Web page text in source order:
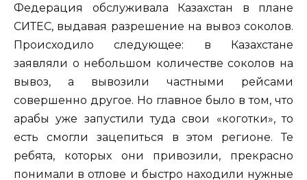
Федерация обслуживала Казахстан в плане
СИТЕС, выдавая разрешение на вывоз соколов.
Происходило следующее: в Казахстане
заявляли о небольшом количестве соколов на
вывоз, а вывозили частными рейсами
совершенно другое. Но главное было в том, что
арабы уже запустили туда свои «коготки», то
есть смогли зацепиться в этом регионе. Те
ребята, которых они привозили, прекрасно
понимали в отлове и быстро находили нужные